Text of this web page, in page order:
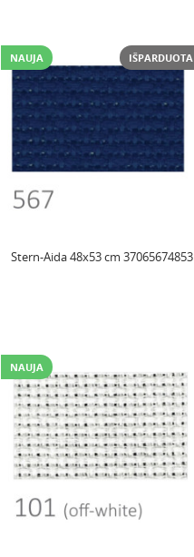
NAUJA IŠPARDUOTA
Stern-Aida 48x53 cm 37065674853
NAUJA